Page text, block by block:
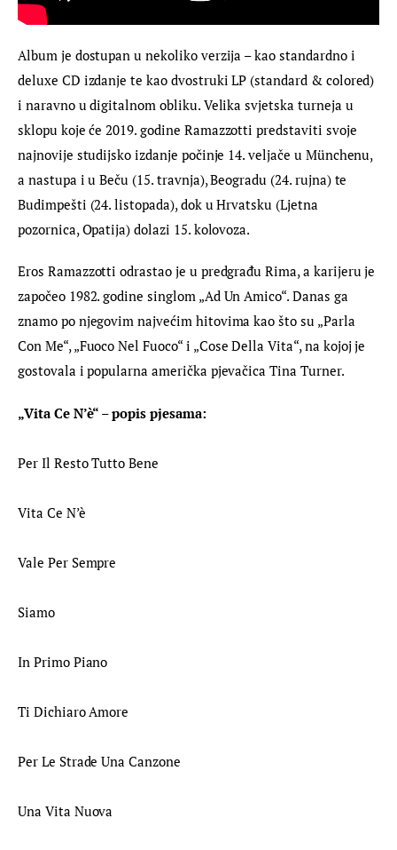
Album je dostupan u nekoliko verzija – kao standardno i
deluxe CD izdanje te kao dvostruki LP (standard & colored)
i naravno u digitalnom obliku. Velika svjetska turneja u
sklopu koje će 2019. godine Ramazzotti predstaviti svoje
najnovije studijsko izdanje počinje 14. veljače u Münchenu,
a nastupa i u Beču (15. travnja), Beogradu (24. rujna) te
Budimpešti (24. listopada), dok u Hrvatsku (Ljetna
pozornica, Opatija) dolazi 15. kolovoza.
Eros Ramazzotti odrastao je u predgrađu Rima, a karijeru je
započeo 1982. godine singlom „Ad Un Amico“. Danas ga
znamo po njegovim najvećim hitovima kao što su „Parla
Con Me“, „Fuoco Nel Fuoco“ i „Cose Della Vita“, na kojoj je
gostovala i popularna američka pjevačica Tina Turner.
„Vita Ce N’è“ – popis pjesama:
Per Il Resto Tutto Bene
Vita Ce N’è
Vale Per Sempre
Siamo
In Primo Piano
Ti Dichiaro Amore
Per Le Strade Una Canzone
Una Vita Nuova